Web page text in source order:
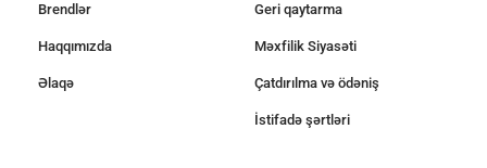
Brendlər
Haqqımızda
Əlaqə
Geri qaytarma
Məxfilik Siyasəti
Çatdırılma və ödəniş
İstifadə şərtləri